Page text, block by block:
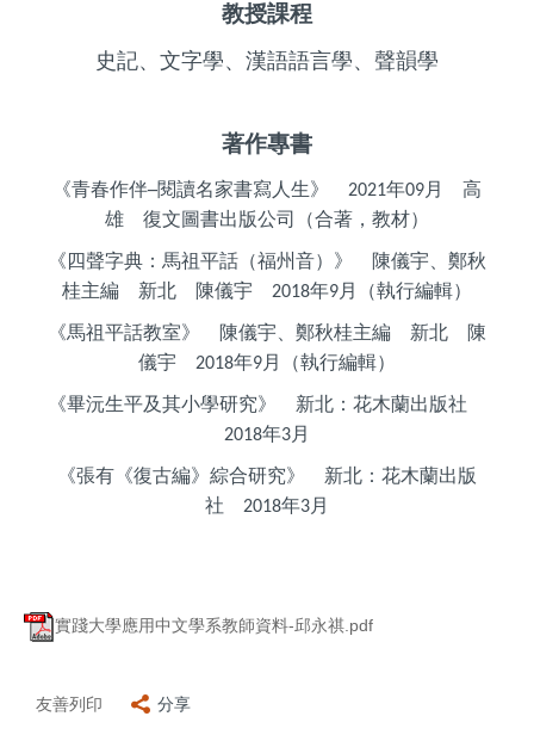
教授課程
史記、文字學、漢語語言學、聲韻學
著作專書
《青春作伴─閱讀名家書寫人生》 2021年09月 高
雄 復文圖書出版公司（合著，教材）
《四聲字典：馬祖平話（福州音）》 陳儀宇、鄭秋
桂主編 新北 陳儀宇 2018年9月（執行編輯）
《馬祖平話教室》 陳儀宇、鄭秋桂主編 新北 陳
儀宇 2018年9月（執行編輯）
《畢沅生平及其小學研究》 新北：花木蘭出版社
2018年3月
《張有《復古編》綜合研究》 新北：花木蘭出版
社 2018年3月
實踐大學應用中文學系教師資料-邱永祺.pdf
友善列印 分享